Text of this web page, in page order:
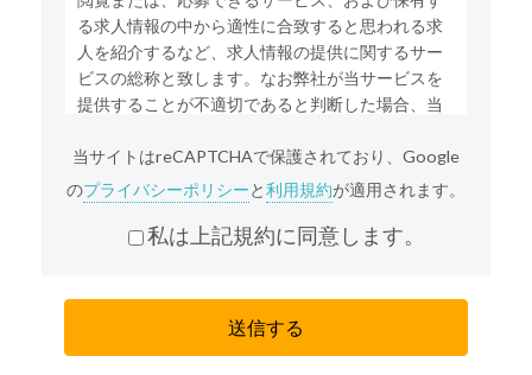
る求人情報の中から適性に合致すると思われる求
人を紹介するなど、求人情報の提供に関するサー
ビスの総称と致します。なお弊社が当サービスを
提供することが不適切であると判断した場合、当
弊社は、個人情報重要性を認識し、個人情報の適
切な管理を行うことが、弊社の事業活動の基本で
あると共に、弊社の社会的責務であると考えてお
ります。弊社は、責任をもって個人情報を保護す
き、本サイトを通じて収集する個人情報(本サイト
を通じてお客様から収集させていただく、氏名、
住所、電話番号、メールアドレス等、お客様個人
当サイトはreCAPTCHAで保護されており、Google
のプライバシーポリシーと利用規約が適用されます。
私は上記規約に同意します。